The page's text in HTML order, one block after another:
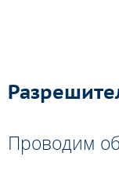
Проводим